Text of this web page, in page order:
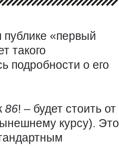
публике «первый
такого
подробности о его
86! – будет стоить от
курсу). Это